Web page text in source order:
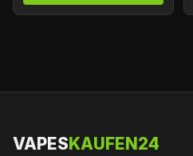
VAPESKAUFEN24